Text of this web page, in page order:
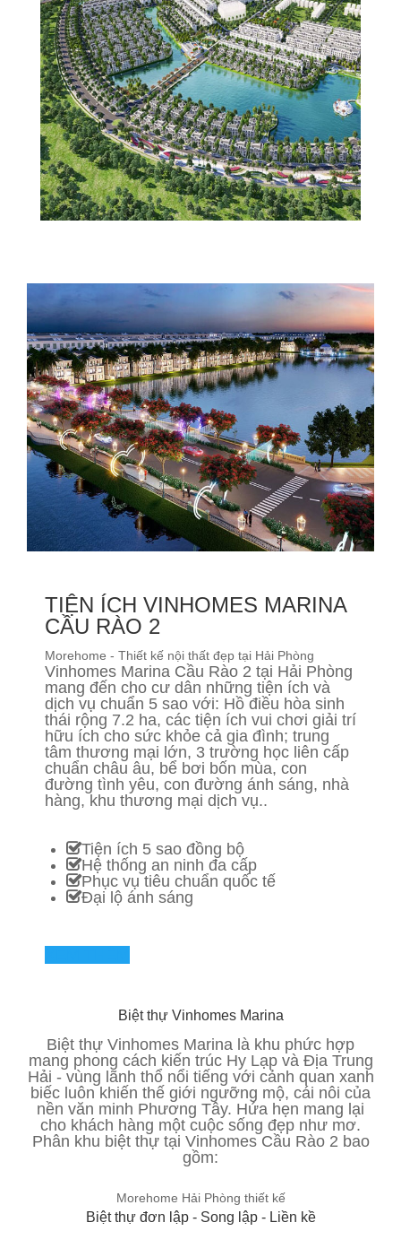
TIỆN ÍCH VINHOMES MARINA
CẦU RÀO 2
Morehome - Thiết kế nội thất đẹp tại Hải Phòng
Vinhomes Marina Cầu Rào 2 tại Hải Phòng
mang đến cho cư dân những tiện ích và
dịch vụ chuẩn 5 sao với: Hồ điều hòa sinh
thái rộng 7.2 ha, các tiện ích vui chơi giải trí
hữu ích cho sức khỏe cả gia đình; trung
tâm thương mại lớn, 3 trường học liên cấp
chuẩn châu âu, bể bơi bốn mùa, con
đường tình yêu, con đường ánh sáng, nhà
hàng, khu thương mại dịch vụ..
Tiện ích 5 sao đồng bộ
Hệ thống an ninh đa cấp
Phục vụ tiêu chuẩn quốc tế
Đại lộ ánh sáng
Biệt thự Vinhomes Marina
Biệt thự Vinhomes Marina là khu phức hợp
mang phong cách kiến trúc Hy Lạp và Địa Trung
Hải - vùng lãnh thổ nổi tiếng với cảnh quan xanh
biếc luôn khiến thế giới ngưỡng mộ, cái nôi của
nền văn minh Phương Tây. Hứa hẹn mang lại
cho khách hàng một cuộc sống đẹp như mơ.
Phân khu biệt thự tại Vinhomes Cầu Rào 2 bao
gồm:
Morehome Hải Phòng thiết kế
Biệt thự đơn lập - Song lập - Liền kề